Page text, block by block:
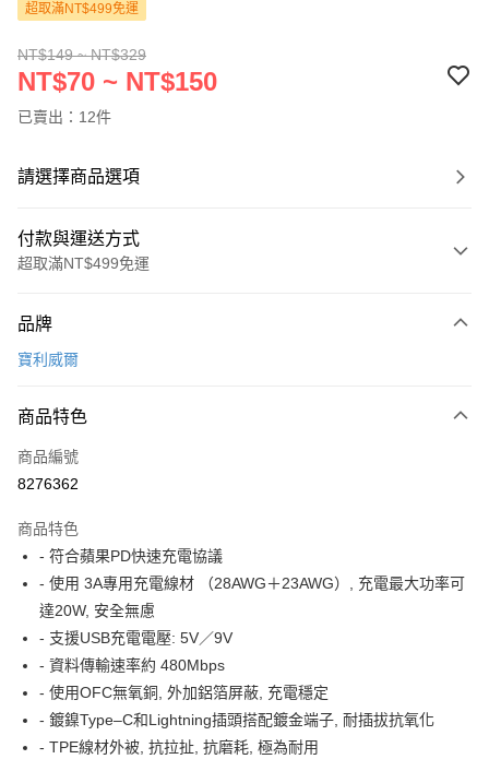
超取滿NT$499免運
NT$149 ~ NT$329
NT$70 ~ NT$150
已賣出：12件
請選擇商品選項
付款與運送方式
超取滿NT$499免運
信用卡一次付款
LINE Pay
Apple Pay
悠遊付
AFTEE先享後付
相關說明
【關於「AFTEE先享後付」】
AFTEE先享後付是「在收到商品之後才付款」的支付方式。 讓您購物簡單
便利好安心！
１．簡單：不需註冊會員、不需綁卡、不需儲值。
２．便利：只要手機號碼，簡訊認證，即可結帳。
３．安心：先確認商品／服務後，再付款。
ATM付款
運送方式
全家取貨付款
品牌
寶利威爾
商品特色
商品編號
8276362
商品特色
- 符合蘋果PD快速充電協議
- 使用 3A專用充電線材 （28AWG＋23AWG）, 充電最大功率可
達20W, 安全無慮
- 支援USB充電電壓: 5V／9V
- 資料傳輸速率約 480Mbps
- 使用OFC無氧銅, 外加鋁箔屏蔽, 充電穩定
- 鍍鎳Type–C和Lightning插頭搭配鍍金端子, 耐插拔抗氧化
- TPE線材外被, 抗拉扯, 抗磨耗, 極為耐用